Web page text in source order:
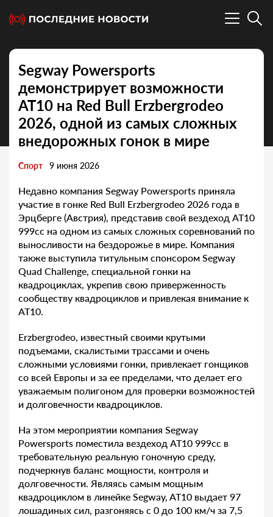
Segway Powersports
демонстрирует возможности
AT10 на Red Bull Erzbergrodeo
2026, одной из самых сложных
внедорожных гонок в мире
Спорт 9 июня 2026
Недавно компания Segway Powersports приняла
участие в гонке Red Bull Erzbergrodeo 2026 года в
Эрцберге (Австрия), представив свой вездеход AT10
999cc на одном из самых сложных соревнований по
выносливости на бездорожье в мире. Компания
также выступила титульным спонсором Segway
Quad Challenge, специальной гонки на
квадроциклах, укрепив свою приверженность
сообществу квадроциклов и привлекая внимание к
AT10.
Erzbergrodeo, известный своими крутыми
подъемами, скалистыми трассами и очень
сложными условиями гонки, привлекает гонщиков
со всей Европы и за ее пределами, что делает его
уважаемым полигоном для проверки возможностей
и долговечности квадроциклов.
На этом мероприятии компания Segway
Powersports поместила вездеход AT10 999cc в
требовательную реальную гоночную среду,
подчеркнув баланс мощности, контроля и
долговечности. Являясь самым мощным
квадроциклом в линейке Segway, AT10 выдает 97
лошадиных сил, разгоняясь с 0 до 100 км/ч за 7,5